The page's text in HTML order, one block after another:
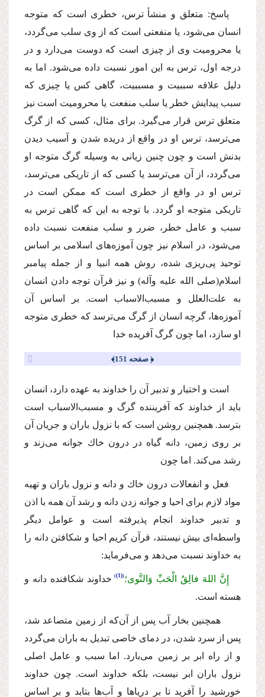
پاسخ: متعلق و منشأ ترس، خطرى است كه متوجه
انسان مى‌شود، یا منفعتى است كه از وى سلب مى‌گردد،
یا محرومیت وى از چیزى است كه دوست مى‌دارد و در
درجه اول، ترس به این امور نسبت داده مى‌شود. اما به
دلیل علاقه سببیت و مسببیت، گاهى كس یا چیزى كه
سبب پیدایش خطر یا سلب منفعت یا محرومیت است نیز
متعلق ترس قرار مى‌گیرد. براى مثال، كسى كه از گرگ
مى‌ترسد، ترس او در واقع از دریده شدن و آسیب دیدن
بدنش است و چون چنین زیانى به وسیله گرگ متوجه او
مى‌گردد، از آن مى‌ترسد یا كسى كه از تاریكى مى‌ترسد،
ترس او در واقع از خطرى است كه ممكن است در
تاریكى متوجه او گردد. با توجه به این كه گاهى ترس به
سبب و عامل خطر، ضرر و سلب منفعت نسبت داده
مى‌شود، در اسلام نیز چون آموزه‌هاى اسلامى بر اساس
توحید پى‌ریزى شده، روش همه انبیا و از جمله پیامبر
اسلام(صلى الله علیه وآله)و نیز قرآن توجه دادن انسان
به علت‌العلل و مسبب‌الاسباب است. بر اساس آن
آموزه‌ها، گرچه انسان از گرگ مى‌ترسد كه خطرى متوجه
او سازد، اما چون گرگ آفریده خدا
﴿ صفحه 151﴾
است و اختیار و تدبیر آن را خداوند به عهده دارد، انسان
باید از خداوند كه آفریننده گرگ و مسبب‌الاسباب است
بترسد. همچنین روشن است كه با نزول باران و جریان آن
بر روى زمین، دانه گیاه در درون خاك جوانه مى‌زند و
رشد مى‌كند. اما چون
فعل و انفعالات درون خاك و دانه و نزول باران و تهیه
مواد لازم براى احیا و جوانه زدن دانه و رشد آن همه با اذن
و تدبیر خداوند انجام پذیرفته است و عوامل دیگر
واسطه‌اى بیش نیستند، قرآن كریم احیا و شكافتن دانه را
به خداوند نسبت مى‌دهد و مى‌فرماید:
إِنَّ اللهَ فالِقُ الْحَبِّ وَالنَّوى؛ (1)
خداوند شكافنده دانه و
هسته است.
همچنین بخار آب پس از آن‌كه از زمین متصاعد شد،
پس از سرد شدن، در دماى خاصى تبدیل به باران مى‌گردد
و از راه ابر بر زمین مى‌بارد. اما سبب و عامل اصلى
نزول باران ابر نیست، بلكه خداوند است. چون خداوند
خورشید را آفرید تا بر دریاها و آب‌ها بتابد و بر اساس